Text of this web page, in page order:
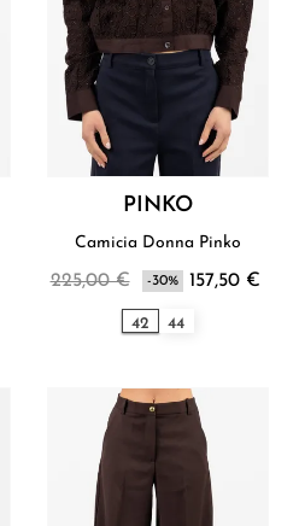
PINKO
Camicia Donna Pinko
225,00 € -30% 157,50 €
42 44